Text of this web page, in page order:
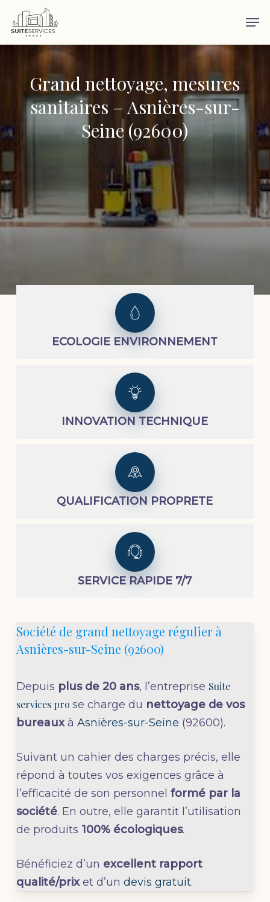
Skip
main
Grand nettoyage, mesures
sanitaires – Asnières-sur-
Seine (92600)
ECOLOGIE ENVIRONNEMENT
INNOVATION TECHNIQUE
QUALIFICATION PROPRETE
SERVICE RAPIDE 7/7
Société de grand nettoyage régulier à
Asnières-sur-Seine (92600)
Depuis plus de 20 ans, l’entreprise Suite
services pro se charge du nettoyage de vos
bureauxà Asnières-sur-Seine (92600).
Suivant un cahier des charges précis, elle
répond à toutes vos exigences grâce à
l’efficacité de son personnel formé par la
société. En outre, elle garantit l’utilisation
de produits 100% écologiques.
Bénéficiez d’un excellent rapport
qualité/prixet d’un devis gratuit.